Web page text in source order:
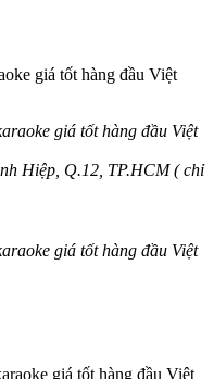
giá tốt hàng đầu Việt
Hiệp, Q.12, TP.HCM ( chỉ